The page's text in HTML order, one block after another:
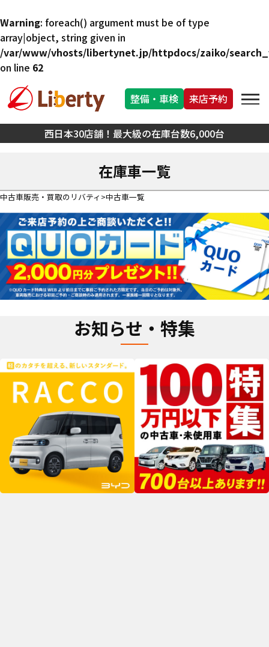
Warning: foreach() argument must be of type
array|object, string given in
/var/www/vhosts/libertynet.jp/httpdocs/zaiko/
on line 62
西日本30店舗！最大級の在庫台数6,000台
整備・車検 来店予約
在庫車一覧
中古車販売・買取のリバティ 中古車一覧
お知らせ・特集